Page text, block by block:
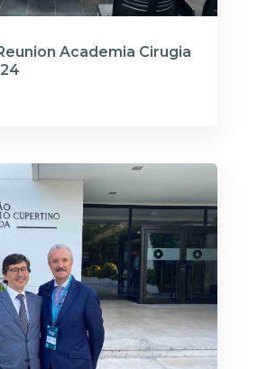
Academia Cirugia